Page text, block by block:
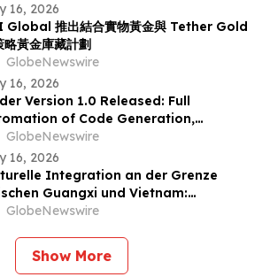
16, 2026
Global 推出結合實物黃金與 Tether Gold
略黃金庫藏計劃
GlobeNewswire
16, 2026
Version 1.0 Released: Full
of Code Generation,
& Delivery
GlobeNewswire
16, 2026
Integration an der Grenze
Guangxi und Vietnam:
in Baise schlagen eine
zwischen China und Vietnam
GlobeNewswire
Show More